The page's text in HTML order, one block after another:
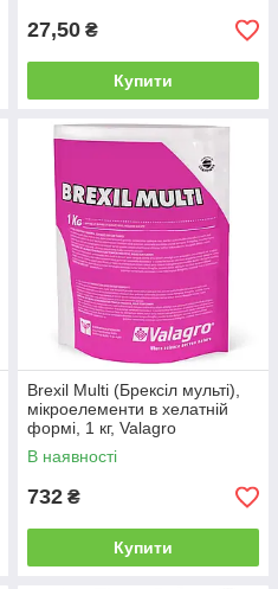
27,50 ₴
Купити
Brexil Multi (Брексіл мульті),
мікроелементи в хелатній
формі, 1 кг, Valagro
В наявності
732 ₴
Купити